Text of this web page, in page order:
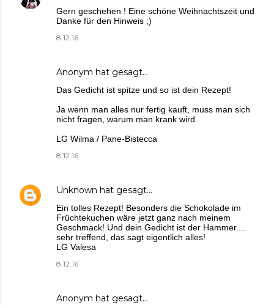
Gern geschehen ! Eine schöne Weihnachtszeit und
Danke für den Hinweis ;)
8.12.16
Anonym hat gesagt…
Das Gedicht ist spitze und so ist dein Rezept!
Ja wenn man alles nur fertig kauft, muss man sich
nicht fragen, warum man krank wird.
LG Wilma / Pane-Bistecca
8.12.16
Unknown hat gesagt…
Ein tolles Rezept! Besonders die Schokolade im
Früchtekuchen wäre jetzt ganz nach meinem
Geschmack! Und dein Gedicht ist der Hammer....
sehr treffend, das sagt eigentlich alles!
LG Valesa
8.12.16
Anonym hat gesagt…